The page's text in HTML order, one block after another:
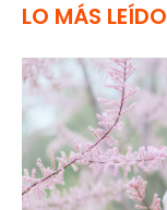
LO MÁS LEÍDO